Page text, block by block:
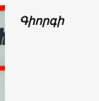
Գիորգի